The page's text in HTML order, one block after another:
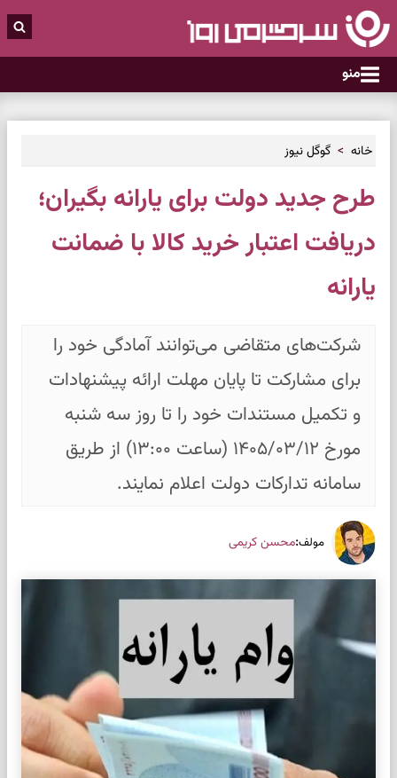
منو
خانه گوگل نیوز
طرح جدید دولت برای یارانه بگیران؛
دریافت اعتبار خرید کالا با ضمانت
یارانه
شرکت‌های متقاضی می‌توانند آمادگی خود را
برای مشارکت تا پایان مهلت ارائه پیشنهادات
و تکمیل مستندات خود را تا روز سه شنبه
مورخ ۱۴۰۵/۰۳/۱۲ (ساعت ۱۳:۰۰) از طریق
سامانه تدارکات دولت اعلام نمایند.
مولف:محسن کریمی